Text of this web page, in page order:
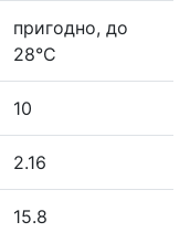
пригодно, до
28°С
10
2.16
15.8